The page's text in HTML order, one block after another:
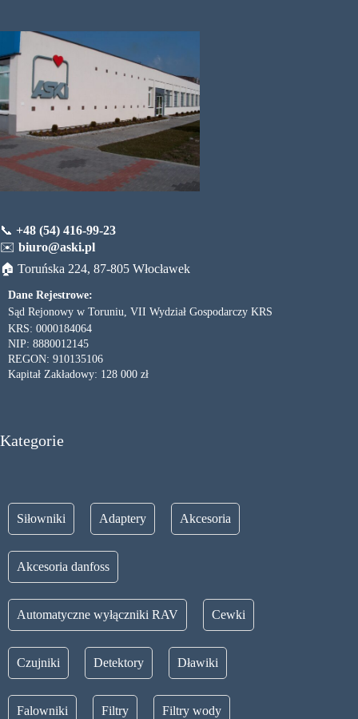
📞 +48 (54) 416-99-23
✉️ biuro@aski.pl
🏠 Toruńska 224, 87-805 Włocławek
Dane Rejestrowe:
Sąd Rejonowy w Toruniu, VII Wydział Gospodarczy KRS
KRS: 0000184064
NIP: 8880012145
REGON: 910135106
Kapitał Zakładowy: 128 000 zł
Kategorie
Siłowniki Adaptery Akcesoria
Akcesoria danfoss
Automatyczne wyłączniki RAV Cewki
Czujniki Detektory Dławiki
Falowniki Filtry Filtry wody